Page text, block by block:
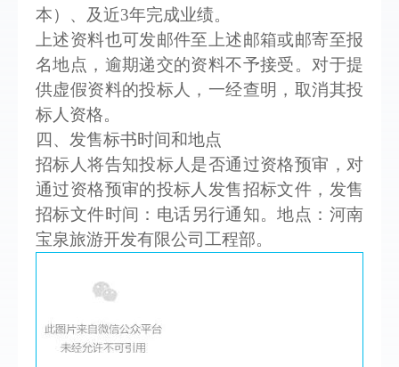
本）、及近3年完成业绩。
上述资料也可发邮件至上述邮箱或邮寄至报
名地点，逾期递交的资料不予接受。对于提
供虚假资料的投标人，一经查明，取消其投
标人资格。
四、发售标书时间和地点
招标人将告知投标人是否通过资格预审，对
通过资格预审的投标人发售招标文件，发售
招标文件时间： 电话另行通知。地点：河南
宝泉旅游开发有限公司工程部。